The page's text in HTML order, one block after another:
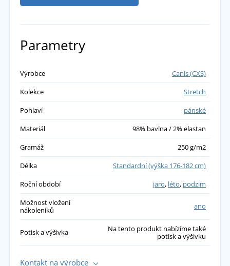
Parametry
Výrobce
Canis (CXS)
Kolekce
Stretch
Pohlaví
pánské
Materiál
98% bavlna / 2% elastan
Gramáž
250 g/m2
Délka
Standardní (výška 176-182 cm)
Roční období
jaro, léto, podzim
Možnost vložení
nákoleníků
ano
Potisk a výšivka
Na tento produkt nabízíme také
potisk a výšivku
Kontakt na výrobce